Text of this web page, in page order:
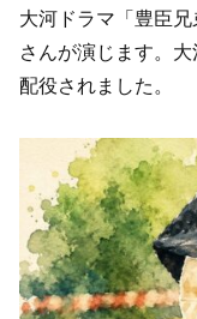
大河ドラマ「豊臣
さんが演じます。
配役されました。